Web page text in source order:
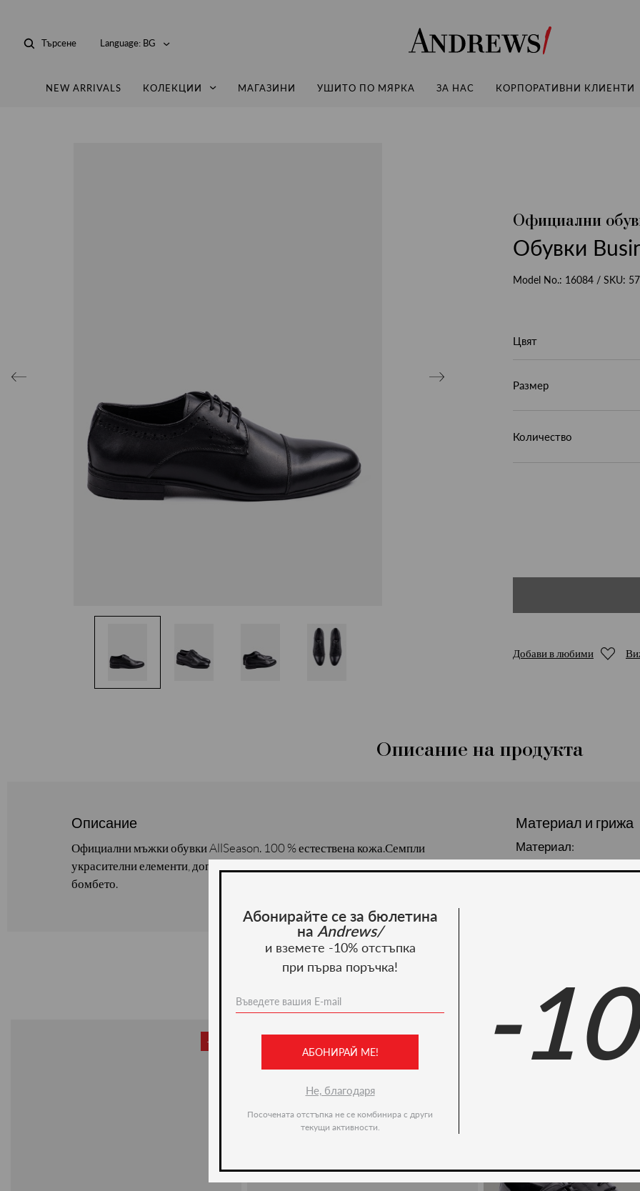
Andrews
Търсене Language: BG
NEW ARRIVALS КОЛЕКЦИИ МАГАЗИНИ УШИТО ПО МЯРКА ЗА НАС КОРПОРАТИВНИ КЛИЕНТИ
Официални
Обувки
Model No.: 16084 / SKU:
Цвят
Размер
Количество
Добави в любими
Описание на продукта
Описание
Официални мъжки обувки AllSeason. 100 % естествена кожа.Семпли
украсителни елементи, допълнени от странични шевове. Преден шев на
бомбето.
Материал и грижа
Материал:
Ние препоръчваме
-20%
Абонирайте се за бюлетина
на Andrews/
и вземете -10% отстъпка
при първа поръчка!
АБОНИРАЙ МЕ!
Не, благодаря
Посочената отстъпка не се комбинира с други
текущи активности.
-